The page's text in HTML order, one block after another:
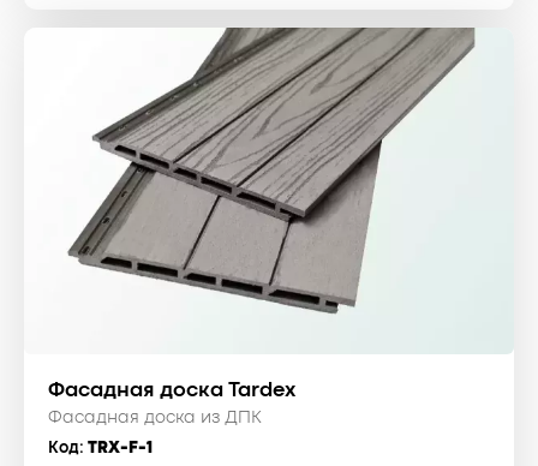
Фасадная доска Tardex
Фасадная доска из ДПК
Код: TRX-F-1